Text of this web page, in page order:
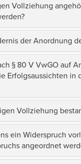
Vollziehung
der Anordnung
§ 80 V VwGO auf
Erfolgsaussichten in
Vollziehung
ein Widerspruch
angeordnet